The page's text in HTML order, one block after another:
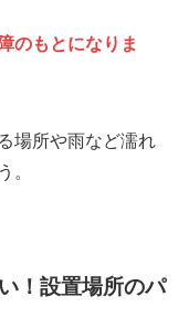
のもとになりま
場所や雨など濡れ
。
！設置場所のパ